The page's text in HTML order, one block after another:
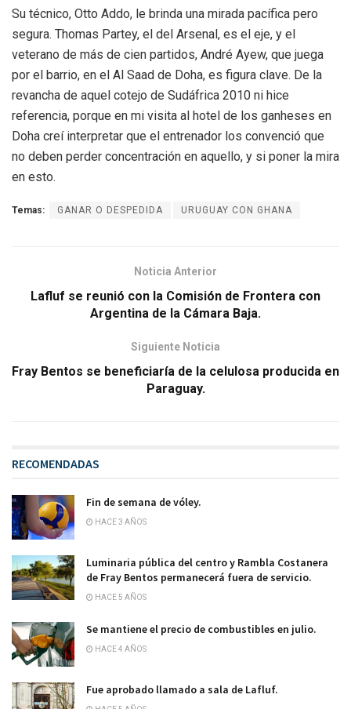
Su técnico, Otto Addo, le brinda una mirada pacífica pero
segura. Thomas Partey, el del Arsenal, es el eje, y el
veterano de más de cien partidos, André Ayew, que juega
por el barrio, en el Al Saad de Doha, es figura clave. De la
revancha de aquel cotejo de Sudáfrica 2010 ni hice
referencia, porque en mi visita al hotel de los ganheses en
Doha creí interpretar que el entrenador los convenció que
no deben perder concentración en aquello, y si poner la mira
en esto.
Temas: GANAR O DESPEDIDA URUGUAY CON GHANA
Noticia Anterior
Lafluf se reunió con la Comisión de Frontera con
Argentina de la Cámara Baja.
Siguiente Noticia
Fray Bentos se beneficiaría de la celulosa producida en
Paraguay.
RECOMENDADAS
Fin de semana de vóley.
HACE 3 AÑOS
Luminaria pública del centro y Rambla Costanera
de Fray Bentos permanecerá fuera de servicio.
HACE 5 AÑOS
Se mantiene el precio de combustibles en julio.
HACE 4 AÑOS
Fue aprobado llamado a sala de Lafluf.